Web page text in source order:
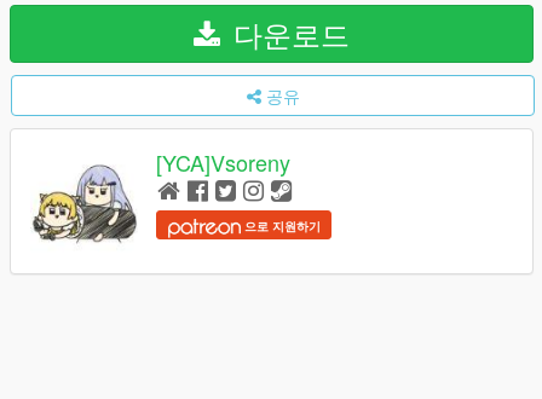
다운로드
공유
[YCA]Vsoreny
으로 지원하기